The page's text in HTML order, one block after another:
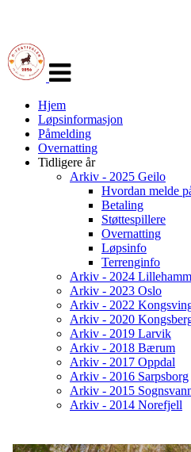
navigasjon
Hjem
Løpsinformasjon
Påmelding
Overnatting
Tidligere år
Arkiv - 2025 Geilo
Hvordan melde
Betaling
Støttespillere
Overnatting
Løpsinfo
Terrenginfo
Arkiv - 2024
Arkiv - 2023 Oslo
Arkiv - 2022
Arkiv - 2020
Arkiv - 2019 Larvik
Arkiv - 2018 Bærum
Arkiv - 2017 Oppdal
Arkiv - 2016 Sarpsborg
Arkiv - 2015
Arkiv - 2014 Norefjell